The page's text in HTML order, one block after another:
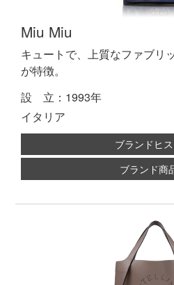
Miu Miu
キュートで、上質なファブリ
が特徴。
設 立：1993年
イタリア
ブランドヒ
ブランド商